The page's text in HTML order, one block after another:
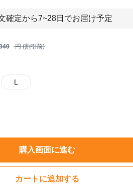
確定から7~28日でお届け予定
円 (割引前)
L
購入画面に進む
カートに追加する